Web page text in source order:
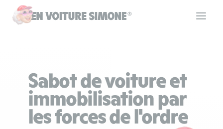
Permis de conduire
Allô Simone
Sabot de voiture et
immobilisation par
les forces de l'ordre